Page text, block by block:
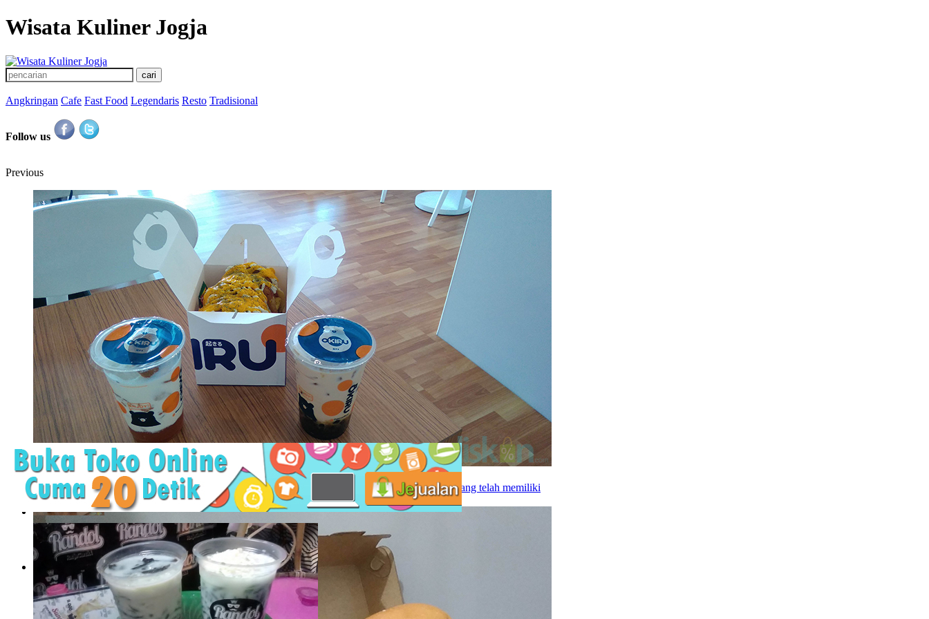
Wisata Kuliner Jogja
Angkringan Cafe Fast Food Legendaris Resto Tradisional
Follow us
Previous
Okiru, Jujugan Baru Pecinta Boba dan Toast
Bencana Corona yang dimulai awal Maret ini memang tidak pernah ada yang menduga. Semua orang telah memiliki
berbagai rencana. Sebagian ..
Okiru, Jujugan Baru Pecinta
Boba dan Toast
Bencana Corona yang dimulai awal ..
The Rock Burger, Burger
Baru yang Mengguncang